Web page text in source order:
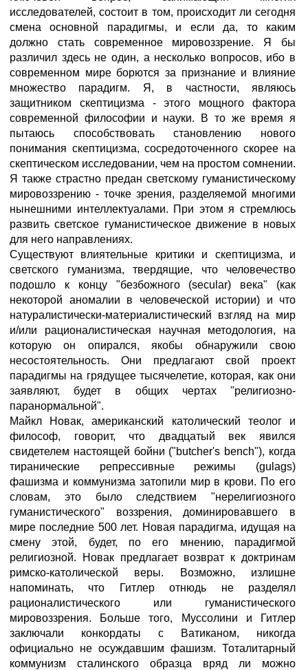
исследователей, состоит в том, происходит ли сегодня
смена основной парадигмы, и если да, то каким
должно стать современное мировоззрение. Я бы
различил здесь не один, а несколько вопросов, ибо в
современном мире борются за признание и влияние
множество парадигм. Я, в частности, являюсь
защитником скептицизма - этого мощного фактора
современной философии и науки. В то же время я
пытаюсь способствовать становлению нового
понимания скептицизма, сосредоточенного скорее на
скептическом исследовании, чем на простом сомнении.
Я также страстно предан светскому гуманистическому
мировоззрению - точке зрения, разделяемой многими
нынешними интеллектуалами. При этом я стремлюсь
развить светское гуманистическое движение в новых
для него направлениях.
Существуют влиятельные критики и скептицизма, и
светского гуманизма, твердящие, что человечество
подошло к концу "безбожного (secular) века" (как
некоторой аномалии в человеческой истории) и что
натуралистически-материалистический взгляд на мир
и/или рационалистическая научная методология, на
которую он опирался, якобы обнаружили свою
несостоятельность. Они предлагают свой проект
парадигмы на грядущее тысячелетие, которая, как они
заявляют, будет в общих чертах "религиозно-
паранормальной".
Майкл Новак, американский католический теолог и
философ, говорит, что двадцатый век явился
свидетелем настоящей бойни ("butcher's bench"), когда
тиранические репрессивные режимы (gulags)
фашизма и коммунизма затопили мир в крови. По его
словам, это было следствием "нерелигиозного
гуманистического" воззрения, доминировавшего в
мире последние 500 лет. Новая парадигма, идущая на
смену этой, будет, по его мнению, парадигмой
религиозной. Новак предлагает возврат к доктринам
римско-католической веры. Возможно, излишне
напоминать, что Гитлер отнюдь не разделял
рационалистического или гуманистического
мировоззрения. Больше того, Муссолини и Гитлер
заключали конкордаты с Ватиканом, никогда
официально не осуждавшим фашизм. Тоталитарный
коммунизм сталинского образца вряд ли можно